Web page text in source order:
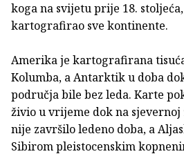
koga na svijetu prije 18.
kartografirao sve kontinente.
Amerika je kartografirana
Kolumba, a Antarktik u doba
područja bile bez leda. Karte
živio u vrijeme dok na
nije završilo ledeno doba, a
Sibirom pleistocenskim